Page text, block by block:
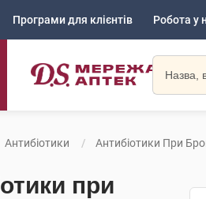
Програми для клієнтів Робота у
Антибіотики Антибіотики При
при